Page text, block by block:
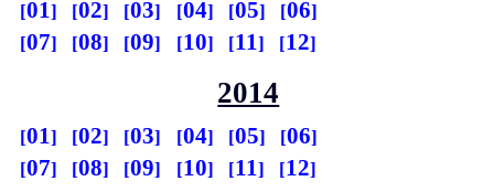
01 02 03 04 05
06
07
08 09 10 11 12
2014
01 02 03 04 05
06
07
08 09 10 11 12